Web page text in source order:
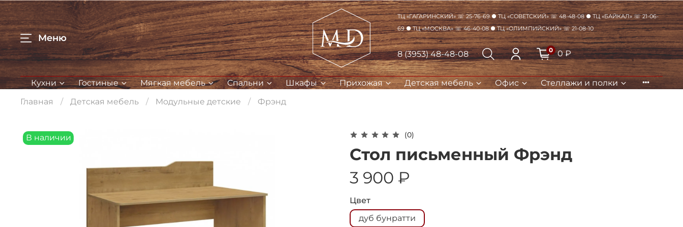
Меню
ТЦ «Гагаринский» ☏ 25-76-69 ● ТЦ «Советский» ☏ 48-48-08 ● ТЦ «Байкал» ☏ 21-06-
69 ● ТЦ «Москва» ☏ 46-40-08 ● ТЦ «Олимпийский» ☏ 21-08-10
8 (3953) 48-48-08 0 0 ₽
Кухни Гостиные Мягкая мебель Спальни Шкафы Прихожая Детская мебель Офис
Стеллажи и полки
Главная
Детская мебель Модульные детские Фрэнд
В наличии (0)
Стол письменный Фрэнд
3 900 ₽
Цвет
дуб бунратти
оплату на части